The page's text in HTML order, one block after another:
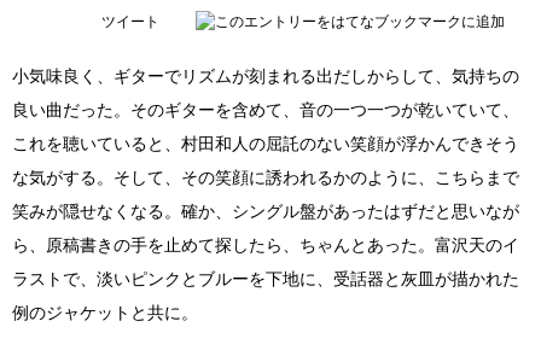
ツイート
小気味良く、ギターでリズムが刻まれる出だしからして、気持ちの
良い曲だった。そのギターを含めて、音の一つ一つが乾いていて、
これを聴いていると、村田和人の屈託のない笑顔が浮かんできそう
な気がする。そして、その笑顔に誘われるかのように、こちらまで
笑みが隠せなくなる。確か、シングル盤があったはずだと思いなが
ら、原稿書きの手を止めて探したら、ちゃんとあった。富沢天のイ
ラストで、淡いピンクとブルーを下地に、受話器と灰皿が描かれた
例のジャケットと共に。